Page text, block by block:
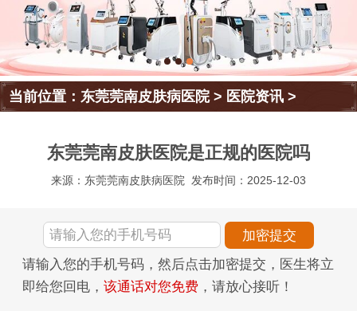
当前位置：东莞莞南皮肤病医院> 医院资讯 >
东莞莞南皮肤医院是正规的医院吗
来源：东莞莞南皮肤病医院 发布时间：2025-12-03
请输入您的手机号码，然后点击加密提交，医生将立
即给您回电， 该通话对您免费 ，请放心接听！